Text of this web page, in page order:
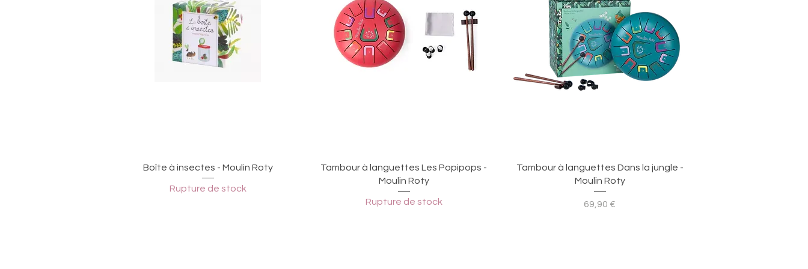
Aperçu rapide
Boîte à insectes - Moulin Roty
Rupture de stock
Aperçu rapide
Tambour à languettes Les Popipops -
Moulin Roty
Rupture de stock
Aperçu rapide
Tambour à languettes Dans la jungle -
Moulin Roty
Prix
69,90 €